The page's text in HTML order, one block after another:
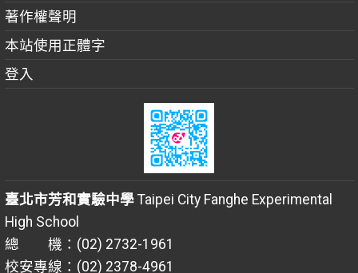
著作權聲明
本站使用正體字
登入
臺北市芳和實驗中學Taipei City Fanghe Experimental
High School
總 機：(02) 2732-1961
校安專線：(02) 2378-4961